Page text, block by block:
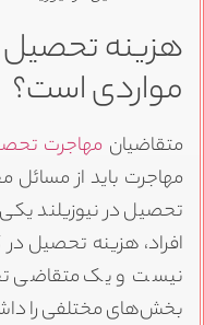
تحصیل
است؟
مهاجرت تحصیلی
باید از مسائل
در نیوزیلند یکی
هزینه تحصیل در
و یک متقاضی
مختلفی را داشته